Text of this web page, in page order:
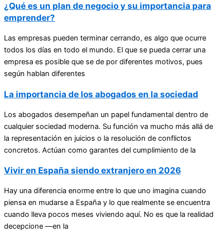
¿Qué es un plan de negocio y su importancia para
emprender?
Las empresas pueden terminar cerrando, es algo que ocurre
todos los días en todo el mundo. El que se pueda cerrar una
empresa es posible que se de por diferentes motivos, pues
según hablan diferentes
La importancia de los abogados en la sociedad
Los abogados desempeñan un papel fundamental dentro de
cualquier sociedad moderna. Su función va mucho más allá de
la representación en juicios o la resolución de conflictos
concretos. Actúan como garantes del cumplimiento de la
Vivir en España siendo extranjero en 2026
Hay una diferencia enorme entre lo que uno imagina cuando
piensa en mudarse a España y lo que realmente se encuentra
cuando lleva pocos meses viviendo aquí. No es que la realidad
decepcione —en la